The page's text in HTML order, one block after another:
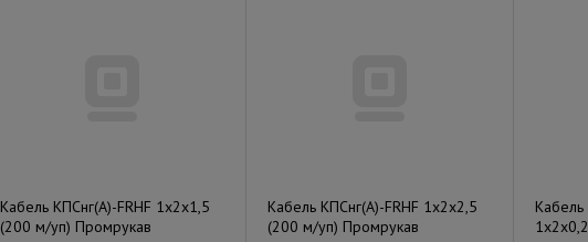
Кабель КПСнг(А)-FRHF 1х2х1,5
(200 м/уп) Промрукав
Кабель КПСнг(А)-FRHF 1х2х2,5
(200 м/уп) Промрукав
Кабель